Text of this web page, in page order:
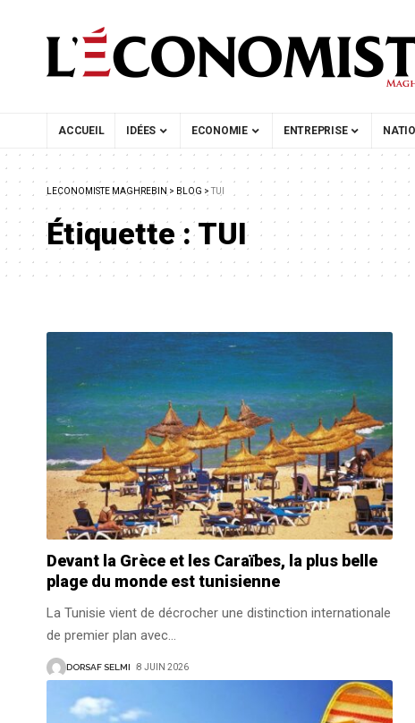
ACCUEIL IDÉES ECONOMIE ENTREPRISE
LECONOMISTE MAGHREBIN > BLOG >TUI
Étiquette :TUI
Devant la Grèce et les Caraïbes, la plus belle
plage du monde est tunisienne
La Tunisie vient de décrocher une distinction internationale
de premier plan avec…
DORSAF SELMI 8 JUIN 2026